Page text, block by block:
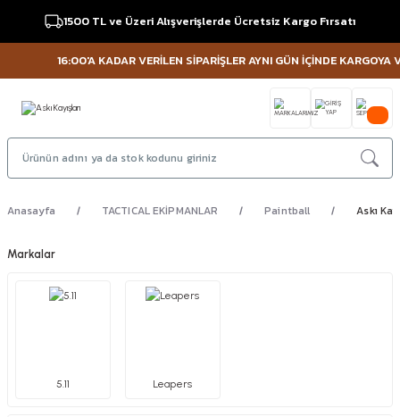
1500 TL ve Üzeri Alışverişlerde Ücretsiz Kargo Fırsatı
16:00'A KADAR VERİLEN SİPARİŞLER AYNI GÜN İÇİNDE KARGOYA
Anasayfa TACTICAL EKİPMANLAR Paintball Askı
Markalar
5.11 Leapers